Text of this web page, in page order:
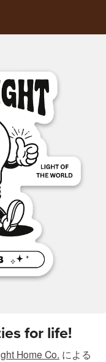
for life!
Home Co. による